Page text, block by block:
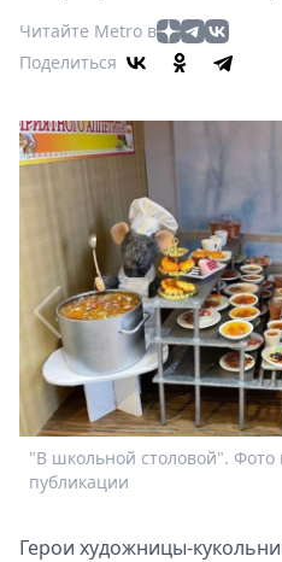
Афиша
Книги
Пресс-
релизы
Metro
Стримы
Спецпроекты
Звезды
Выборы
2026
Скачай
Metro
Читайте Metro в
Поделиться
"В школьной столовой". Фото
публикации
Герои художницы-